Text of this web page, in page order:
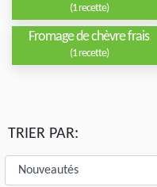
(1 recette)
Fromage de chèvre frais
(1 recette)
TRIER PAR: